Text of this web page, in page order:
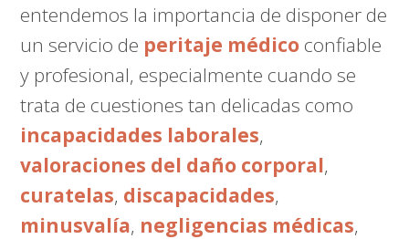
entendemos la importancia de disponer de
un servicio de peritaje médico confiable
y profesional, especialmente cuando se
trata de cuestiones tan delicadas como
incapacidades laborales,
valoraciones del daño corporal,
curatelas, discapacidades,
minusvalía, negligencias médicas,